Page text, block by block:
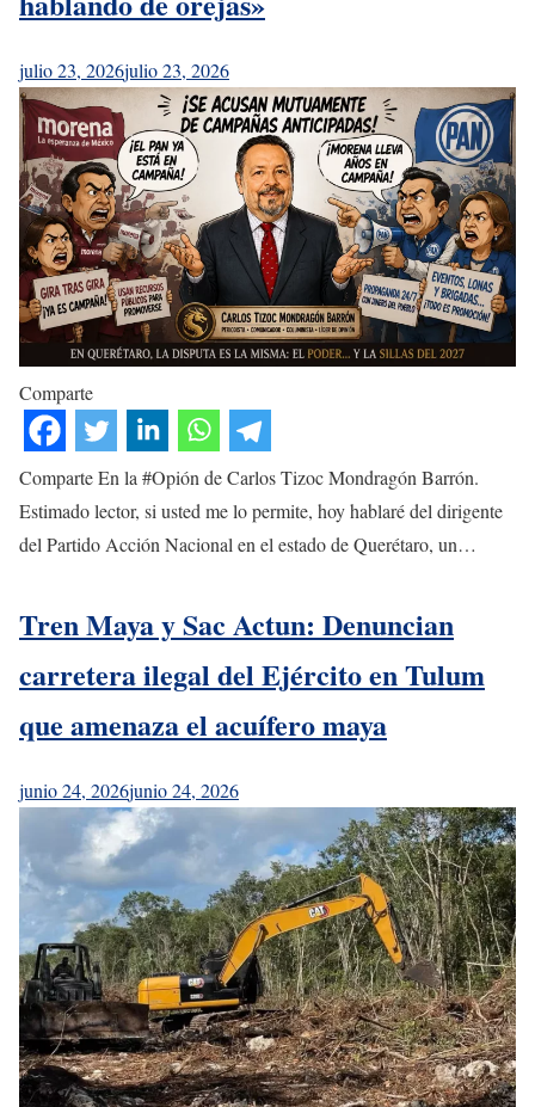
julio 23, 2026julio 23, 2026
Comparte
Comparte En la #Opión de Carlos Tizoc Mondragón Barrón.
Estimado lector, si usted me lo permite, hoy hablaré del dirigente
del Partido Acción Nacional en el estado de Querétaro, un…
Tren Maya y Sac Actun: Denuncian
carretera ilegal del Ejército en Tulum
que amenaza el acuífero maya
junio 24, 2026junio 24, 2026